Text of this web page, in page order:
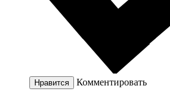
Нравится Комментировать